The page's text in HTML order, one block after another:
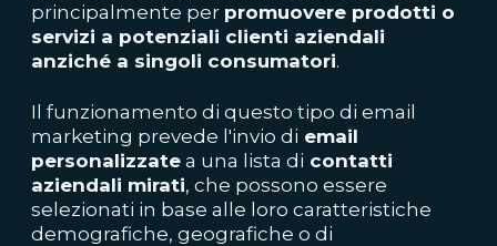
principalmente per promuovere prodotti o
servizi a potenziali clienti aziendali
anziché a singoli consumatori.
Il funzionamento di questo tipo di email
marketing prevede l'invio di email
personalizzate a una lista di contatti
aziendali mirati, che possono essere
selezionati in base alle loro caratteristiche
demografiche, geografiche o di